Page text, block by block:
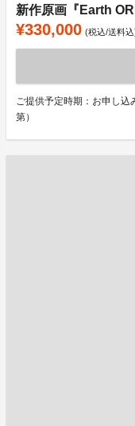
新作原画『Earth
¥330,000 (税込/送料込
ご提供予定時期：お申し込
第）